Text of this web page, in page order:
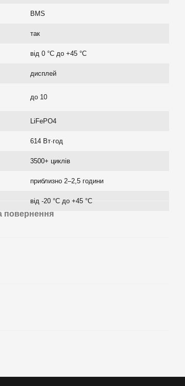
BMS
так
від 0 °C до +45 °C
дисплей
до 10
LiFePO4
614 Вт·год
3500+ циклів
приблизно 2–2,5 години
від -20 °C до +45 °C
повернення